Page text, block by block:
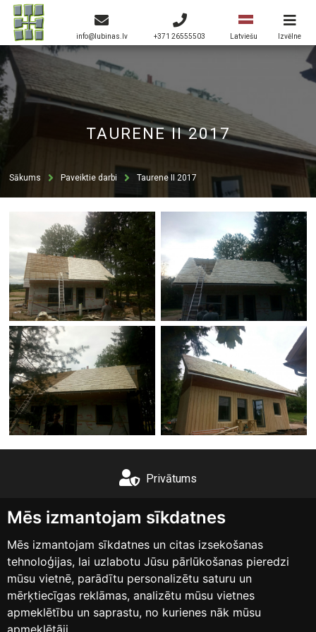
Mēs izmantojam sīkdatnes
Mēs izmantojam sīkdatnes un citas izsekošanas
tehnoloģijas, lai uzlabotu Jūsu pārlūkošanas pieredzi
mūsu vietnē, parādītu personalizētu saturu un
mērķtiecīgas reklāmas, analizētu mūsu vietnes
apmeklētību un saprastu, no kurienes nāk mūsu
apmeklētāji.
info@lubinas.lv +371 26555503 Latviešu Izvēlne
TAURENE II 2017
Sākums Paveiktie darbi Taurene II 2017
Privātums
+371 26555503
info@lubinas.lv
Instagram